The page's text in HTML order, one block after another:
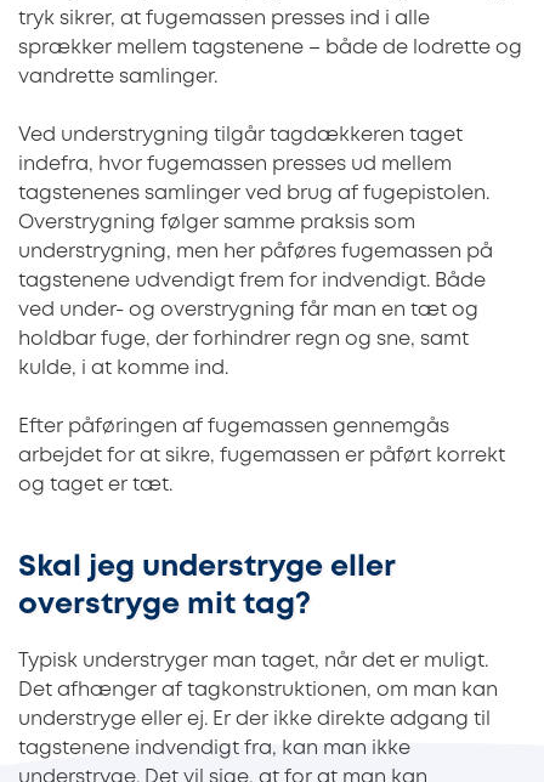
tryk sikrer, at fugemassen presses ind i alle
sprækker mellem tagstenene – både de lodrette og
vandrette samlinger.
Ved understrygning tilgår tagdækkeren taget
indefra, hvor fugemassen presses ud mellem
tagstenenes samlinger ved brug af fugepistolen.
Overstrygning følger samme praksis som
understrygning, men her påføres fugemassen på
tagstenene udvendigt frem for indvendigt. Både
ved under- og overstrygning får man en tæt og
holdbar fuge, der forhindrer regn og sne, samt
kulde, i at komme ind.
Efter påføringen af fugemassen gennemgås
arbejdet for at sikre, fugemassen er påført korrekt
og taget er tæt.
Skal jeg understryge eller
overstryge mit tag?
Typisk understryger man taget, når det er muligt.
Det afhænger af tagkonstruktionen, om man kan
understryge eller ej. Er der ikke direkte adgang til
tagstenene indvendigt fra, kan man ikke
understryge. Det vil sige, at for at man kan